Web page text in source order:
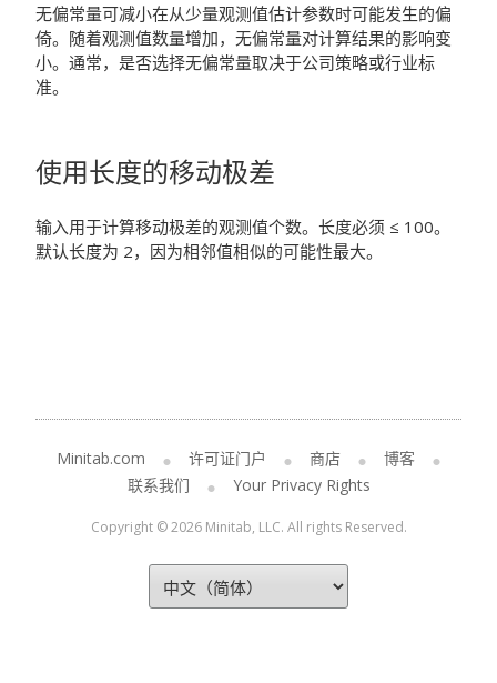
无偏常量可减小在从少量观测值估计参数时可能发生的偏
倚。随着观测值数量增加，无偏常量对计算结果的影响变
小。 通常，是否选择无偏常量取决于公司策略或行业标
准。
使用长度的移动极差
输入用于计算移动极差的观测值个数。长度必须 ≤ 100。
默认长度为 2，因为相邻值相似的可能性最大。
Minitab.com 许可证门户 商店
博客
联系我们
Your Privacy Rights
Copyright © 2026 Minitab, LLC. All rights Reserved.